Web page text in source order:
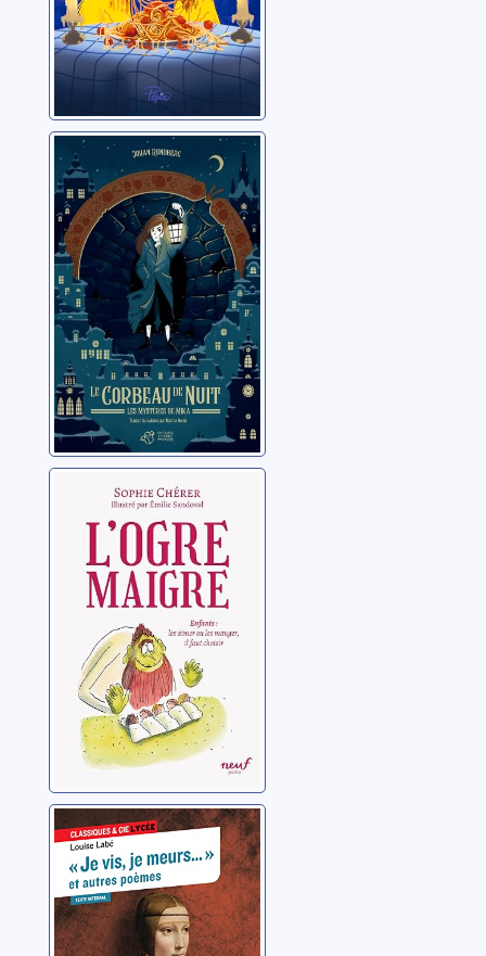
Les mystères de
Mika [1]:Le
corbeau de nuit
Rundberg, Johan
L'ogre maigre
Chérer, Sophie
"Je vis, je
meurs", et autres
poèmes
Labé, Louise